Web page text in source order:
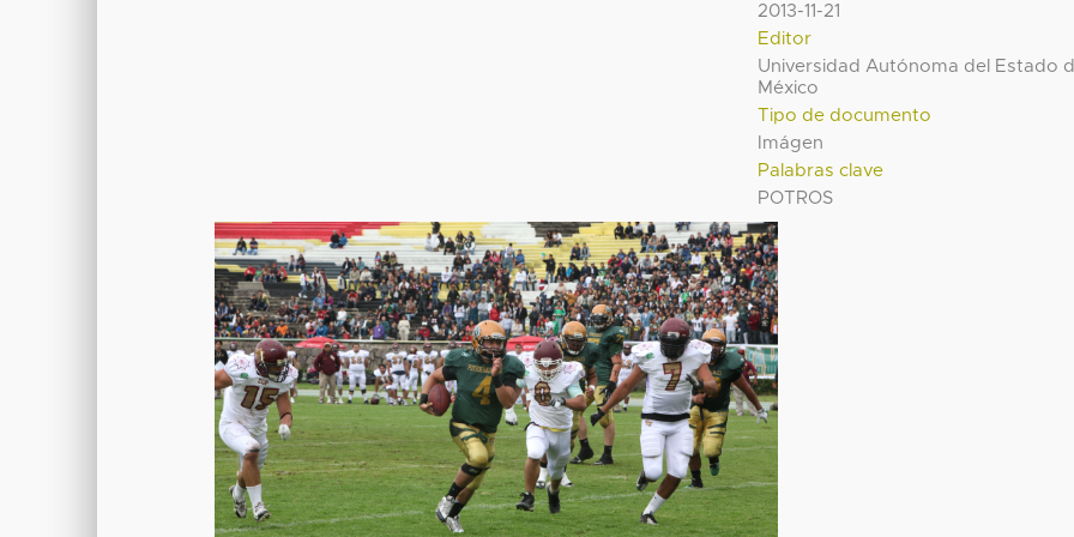
2013-11-21
Editor
Universidad Autónoma del Estado
México
Tipo de documento
Imágen
Palabras clave
POTROS